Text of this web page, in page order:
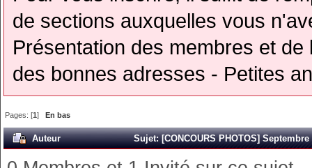
de sections auxquelles vous
Présentation des membres et
des bonnes adresses - Petites
Pages: [1]En bas
Auteur Sujet: [CONCOURS PHOTOS]